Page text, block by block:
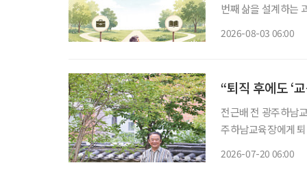
번째 삶을 설계하는 과정이다. 은퇴를 앞뒀거나 회사를 나온 뒤
2026-08-03 06:00
“퇴직 후에도 ‘
전근배 전 광주하남교육장 많은 사람이 퇴직을 인생의 쉼표라고 말한다
주하남교육장에게
2026-07-20 06:00